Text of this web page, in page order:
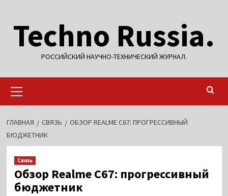
содержимому
Techno Russia.
РОССИЙСКИЙ НАУЧНО-ТЕХНИЧЕСКИЙ ЖУРНАЛ.
меню
ГЛАВНАЯ СВЯЗЬ
ОБЗОР REALME C67: ПРОГРЕССИВНЫЙ
БЮДЖЕТНИК
Связь
Обзор Realme C67: прогрессивный
бюджетник